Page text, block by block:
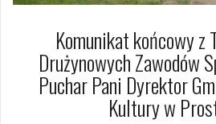
Komunikat końcowy z
Drużynowych Zawodów
Puchar Pani Dyrektor
Kultury w